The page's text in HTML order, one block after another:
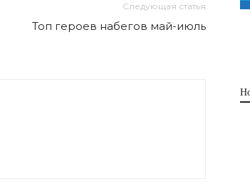
Следующая статья
Топ героев набегов май-июль